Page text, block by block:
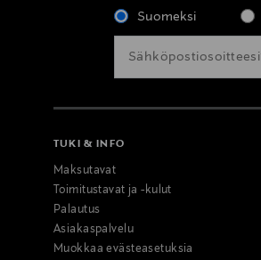
Suomeksi
TUKI & INFO
Maksutavat
Toimitustavat ja -kulut
Palautus
Asiakaspalvelu
Muokkaa evästeasetuksia